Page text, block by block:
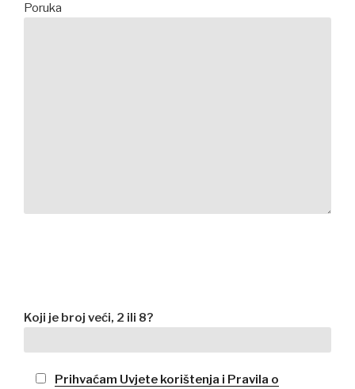
Poruka
Koji je broj veći, 2 ili 8?
Prihvaćam Uvjete korištenja i Pravila o